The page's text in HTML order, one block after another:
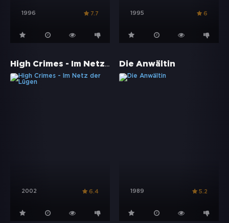
1996 7.7 1995 6
High Crimes - Im Netz der Lügen
2002 6.4
Die Anwältin
1989 5.2